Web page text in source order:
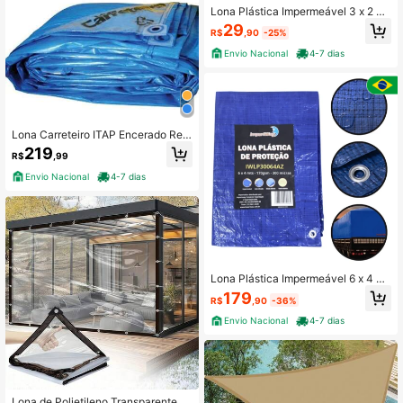
Lona Carreteiro ITAP Encerado Ref
orcada 5x 4 Mt ( Azul / Amarela)
R$219,99
Envio Nacional
4-7 dias
Lona Plástica Impermeável 3 x 2 M
etros com Proteção UV Ilhós Reforç
ados
R$29,90 -25%
Envio Nacional
4-7 dias
Lona Plástica Impermeável 6 x 4 M
etros Azul 300 Micras Ilhós Reforça
dos 4D
R$179 ,90 -36%
Envio Nacional
4-7 dias